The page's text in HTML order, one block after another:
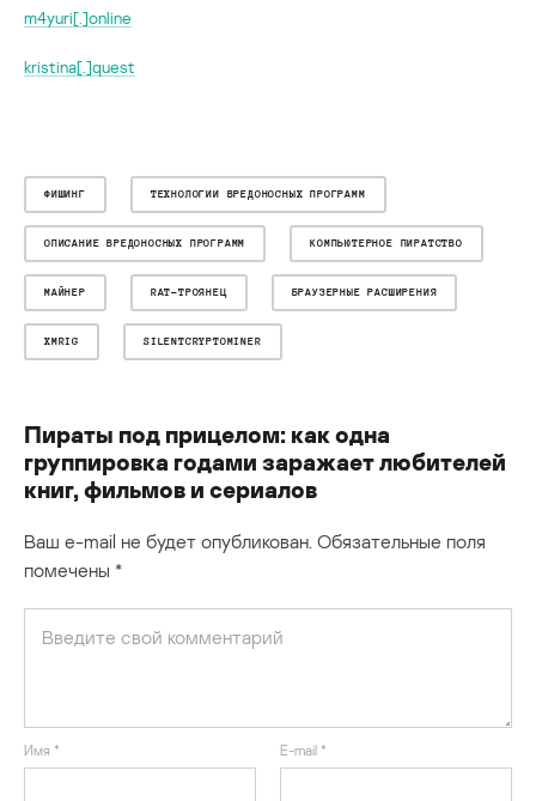
m4yuri[.]online
kristina[.]quest
ФИШИНГ ТЕХНОЛОГИИ ВРЕДОНОСНЫХ ПРОГРАММ
ОПИСАНИЕ ВРЕДОНОСНЫХ ПРОГРАММ КОМПЬЮТЕРНОЕ ПИРАТСТВО
МАЙНЕР RAT-ТРОЯНЕЦ БРАУЗЕРНЫЕ РАСШИРЕНИЯ
XMRIG SILENTCRYPTOMINER
Пираты под прицелом: как одна
группировка годами заражает любителей
книг, фильмов и сериалов
Ваш e-mail не будет опубликован. Обязательные поля
помечены *
Имя * E-mail *